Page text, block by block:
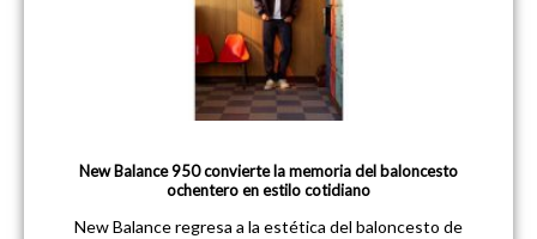
New Balance 950 convierte la memoria del baloncesto
ochentero en estilo cotidiano
New Balance regresa a la estética del baloncesto de